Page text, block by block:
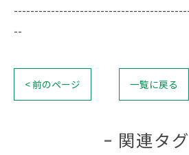
--
< 前のページ 一覧に戻る
関連タグ